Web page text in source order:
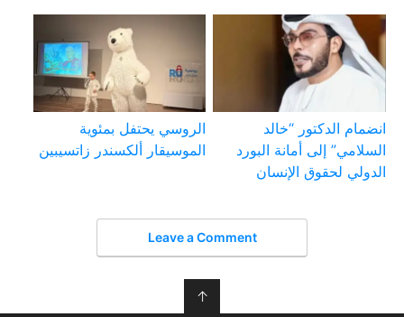
انضمام الدكتور “خالد
السلامي” إلى أمانة البورد
الدولي لحقوق الإنسان
الروسي يحتفل بمئوية
الموسيقار ألكسندر زاتسيبين
Leave a Comment
↑